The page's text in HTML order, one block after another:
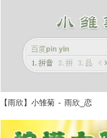
立即换
【雨欣】小雏菊 - 雨欣_恋